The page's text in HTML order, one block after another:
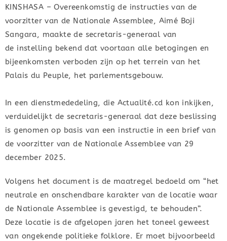
KINSHASA – Overeenkomstig de instructies van de
voorzitter van de Nationale Assemblee, Aimé Boji
Sangara, maakte de secretaris-generaal van
de instelling bekend dat voortaan alle betogingen en
bijeenkomsten verboden zijn op het terrein van het
Palais du Peuple, het parlementsgebouw.
In een dienstmededeling, die Actualité.cd kon inkijken,
verduidelijkt de secretaris-generaal dat deze beslissing
is genomen op basis van een instructie in een brief van
de voorzitter van de Nationale Assemblee van 29
december 2025.
Volgens het document is de maatregel bedoeld om “het
neutrale en onschendbare karakter van de locatie waar
de Nationale Assemblee is gevestigd, te behouden”.
Deze locatie is de afgelopen jaren het toneel geweest
van ongekende politieke folklore. Er moet bijvoorbeeld